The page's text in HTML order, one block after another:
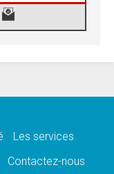
venue du Pape
Séoul: «c'est
Les services
Contactez-nous